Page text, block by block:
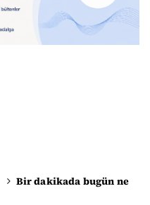
Bir dakikada bugün ne